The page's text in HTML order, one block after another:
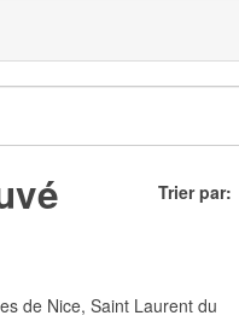
Trier par
de Nice, Saint Laurent du